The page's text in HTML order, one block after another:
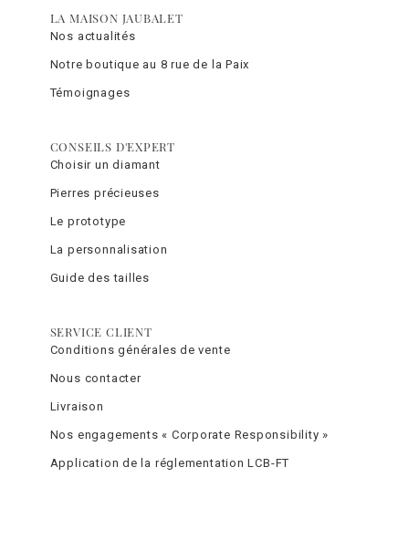
LA MAISON JAUBALET
Nos actualités
Notre boutique au 8 rue de la Paix
Témoignages
CONSEILS D'EXPERT
Choisir un diamant
Pierres précieuses
Le prototype
La personnalisation
Guide des tailles
SERVICE CLIENT
Conditions générales de vente
Nous contacter
Livraison
Nos engagements « Corporate Responsibility »
Application de la réglementation LCB-FT